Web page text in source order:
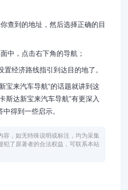
到的地址，然后选择正确的目
，点击右下角的导航；
经济路线指引到达目的地了。
来汽车导航”的话题就讲到这
斯达新宝来汽车导航”有更深入
得到一些启示。
容，如无特殊说明或标注，均为采集
犯了原著者的合法权益，可联系本站